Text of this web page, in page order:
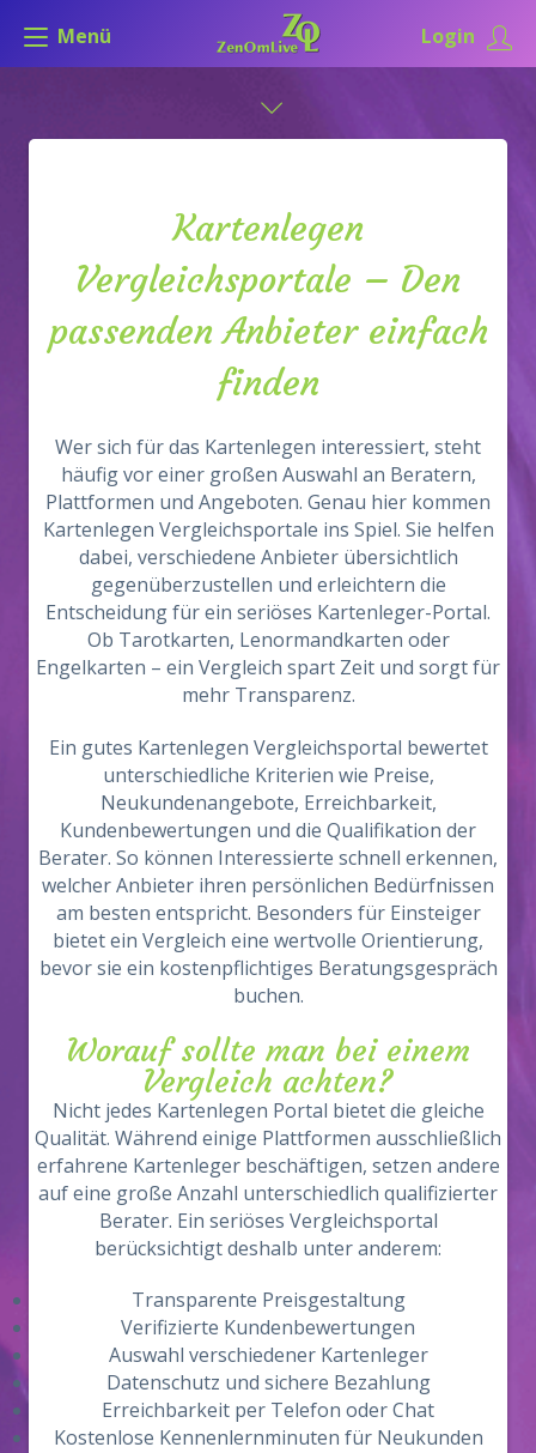
Menü Login
Kartenlegen
Vergleichsportale – Den
passenden Anbieter einfach
finden
Wer sich für das Kartenlegen interessiert, steht
häufig vor einer großen Auswahl an Beratern,
Plattformen und Angeboten. Genau hier kommen
Kartenlegen Vergleichsportale ins Spiel. Sie helfen
dabei, verschiedene Anbieter übersichtlich
gegenüberzustellen und erleichtern die
Entscheidung für ein seriöses Kartenleger-Portal.
Ob Tarotkarten, Lenormandkarten oder
Engelkarten – ein Vergleich spart Zeit und sorgt für
mehr Transparenz.
Ein gutes Kartenlegen Vergleichsportal bewertet
unterschiedliche Kriterien wie Preise,
Neukundenangebote, Erreichbarkeit,
Kundenbewertungen und die Qualifikation der
Berater. So können Interessierte schnell erkennen,
welcher Anbieter ihren persönlichen Bedürfnissen
am besten entspricht. Besonders für Einsteiger
bietet ein Vergleich eine wertvolle Orientierung,
bevor sie ein kostenpflichtiges Beratungsgespräch
buchen.
Worauf sollte man bei einem
Vergleich achten?
Nicht jedes Kartenlegen Portal bietet die gleiche
Qualität. Während einige Plattformen ausschließlich
erfahrene Kartenleger beschäftigen, setzen andere
auf eine große Anzahl unterschiedlich qualifizierter
Berater. Ein seriöses Vergleichsportal
berücksichtigt deshalb unter anderem:
Transparente Preisgestaltung
Verifizierte Kundenbewertungen
Auswahl verschiedener Kartenleger
Datenschutz und sichere Bezahlung
Erreichbarkeit per Telefon oder Chat
Kostenlose Kennenlernminuten für Neukunden